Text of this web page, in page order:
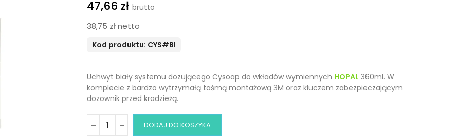
47,66 zł
38,75 zł netto
Kod produktu: CYS#BI
Uchwyt biały systemu dozującego Cysoap do wkładów wymiennych HOPAL 360ml. W
komplecie z bardzo wytrzymałą taśmą montażową 3M oraz kluczem zabezpieczającym
dozownik przed kradzieżą.
DODAJ DO KOSZYKA